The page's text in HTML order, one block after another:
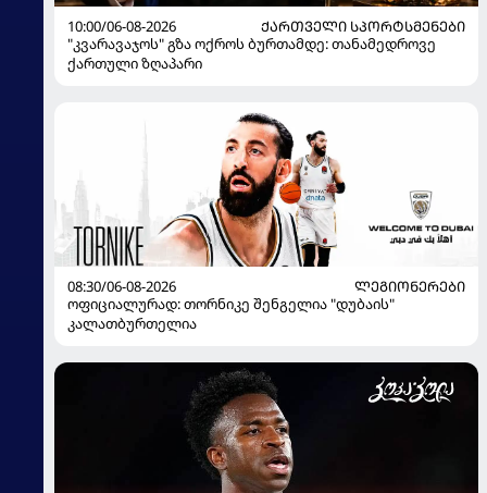
10:00/06-08-2026
ᲥᲐᲠᲗᲕᲔᲚᲘ ᲡᲞᲝᲠᲢᲡᲛᲔᲜᲔᲑᲘ
"კვარავაჯოს" გზა ოქროს ბურთამდე: თანამედროვე
ქართული ზღაპარი
08:30/06-08-2026
ᲚᲔᲒᲘᲝᲜᲔᲠᲔᲑᲘ
ოფიციალურად: თორნიკე შენგელია "დუბაის"
კალათბურთელია